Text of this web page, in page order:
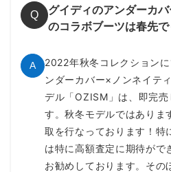
Q
グイディのアンダーカ
のコラボブーツは春先
A
2022年秋冬コレクション
ンダーカバー×ノンネイテ
デル「OZISM」は、即完
す。秋冬モデルではありま
取を行なっております！特
は特に高額査定に期待がで
お勧めしております。その